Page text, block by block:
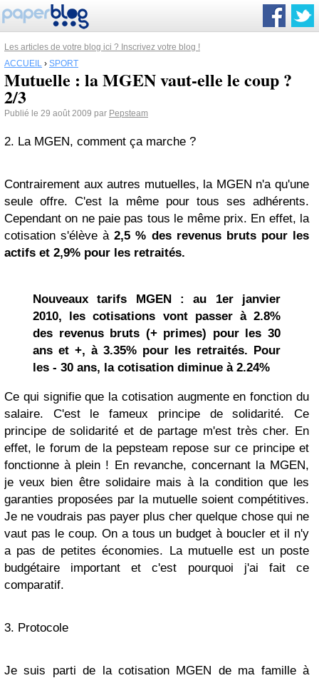
Les articles de votre blog ici ? Inscrivez votre blog !
ACCUEIL › SPORT
Mutuelle : la MGEN vaut-elle le coup ?
2/3
Publié le 29 août 2009 par Pepsteam
2. La MGEN, comment ça marche ?
Contrairement aux autres mutuelles, la MGEN n'a qu'une
seule offre. C'est la même pour tous ses adhérents.
Cependant on ne paie pas tous le même prix. En effet, la
cotisation s'élève à2,5 % des revenus bruts pour les
actifs et 2,9% pour les retraités.
Nouveaux tarifs MGEN : au 1er janvier
2010, les cotisations vont passer à 2.8%
des revenus bruts (+ primes) pour les 30
ans et +, à 3.35% pour les retraités. Pour
les - 30 ans, la cotisation diminue à 2.24%
Ce qui signifie que la cotisation augmente en fonction du
salaire. C'est le fameux principe de solidarité. Ce
principe de solidarité et de partage m'est très cher. En
effet, le forum de la pepsteam repose sur ce principe et
fonctionne à plein ! En revanche, concernant la MGEN,
je veux bien être solidaire mais à la condition que les
garanties proposées par la mutuelle soient compétitives.
Je ne voudrais pas payer plus cher quelque chose qui ne
vaut pas le coup. On a tous un budget à boucler et il n'y
a pas de petites économies. La mutuelle est un poste
budgétaire important et c'est pourquoi j'ai fait ce
comparatif.
3. Protocole
Je suis parti de la cotisation MGEN de ma famille à